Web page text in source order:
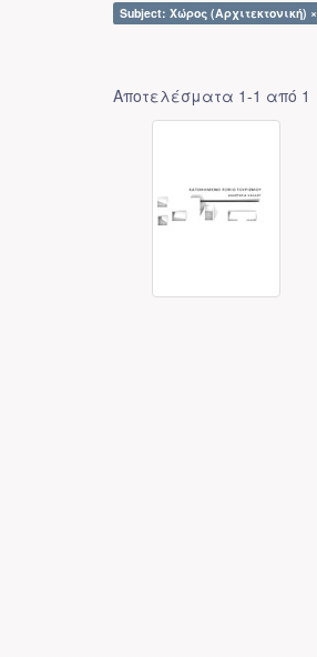
Subject: Χώρος (Αρχιτεκτονική) ×
Αποτελέσματα 1-1 από 1